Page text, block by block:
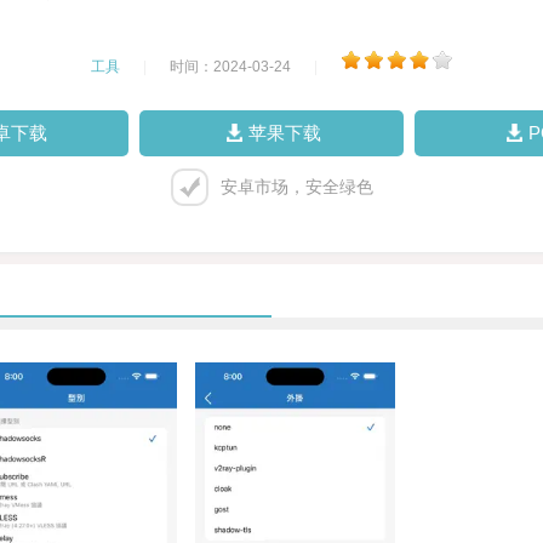
工具 时间：2024-03-24
下载 苹果下载
安卓市场，安全绿色